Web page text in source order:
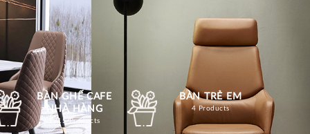
BÀN GHẾ CAFE
NHÀ HÀNG
1215 Products
BÀN TRẺ EM
4 Products